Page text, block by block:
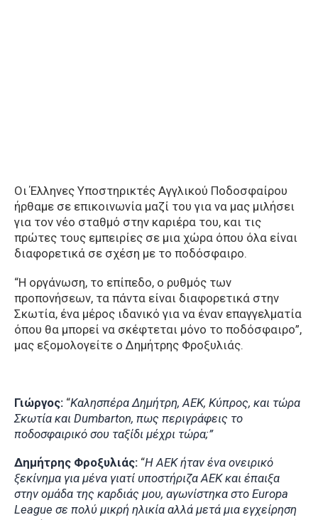
Οι Έλληνες Υποστηρικτές Αγγλικού Ποδοσφαίρου
ήρθαμε σε επικοινωνία μαζί του για να μας μιλήσει
για τον νέο σταθμό στην καριέρα του, και τις
πρώτες τους εμπειρίες σε μια χώρα όπου όλα είναι
διαφορετικά σε σχέση με το ποδόσφαιρο.
“Η οργάνωση, το επίπεδο, ο ρυθμός των
προπονήσεων, τα πάντα είναι διαφορετικά στην
Σκωτία, ένα μέρος ιδανικό για να έναν επαγγελματία
όπου θα μπορεί να σκέφτεται μόνο το ποδόσφαιρο”,
μας εξομολογείτε ο Δημήτρης Φροξυλιάς.
Γιώργος: “Καλησπέρα Δημήτρη, ΑΕΚ, Κύπρος, και τώρα
Σκωτία και Dumbarton, πως περιγράφεις το
ποδοσφαιρικό σου ταξίδι μέχρι τώρα;”
Δημήτρης Φροξυλιάς: “H AEK ήταν ένα ονειρικό
ξεκίνημα για μένα γιατί υποστήριζα ΑΕΚ και έπαιξα
στην ομάδα της καρδιάς μου, αγωνίστηκα στο Europa
League σε πολύ μικρή ηλικία αλλά μετά μια εγχείρηση